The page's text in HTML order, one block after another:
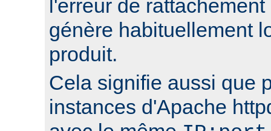
l'erreur de
génère habituellement
produit.
Cela signifie aussi que
instances d'Apache